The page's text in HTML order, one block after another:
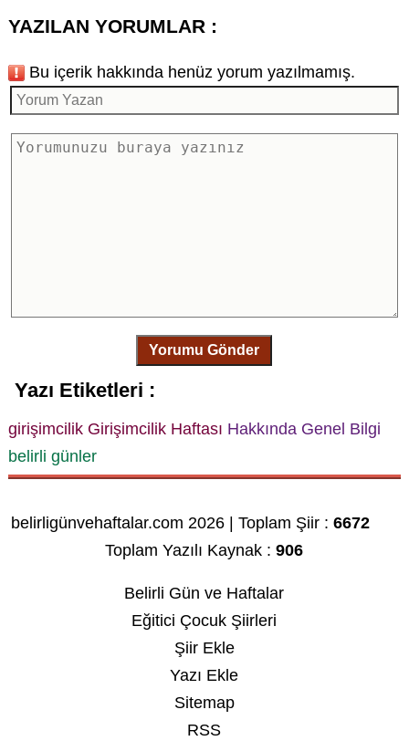
YAZILAN YORUMLAR :
Bu içerik hakkında henüz yorum yazılmamış.
Yorumu Gönder
Yazı Etiketleri :
girişimcilik Girişimcilik Haftası Hakkında Genel Bilgi
belirli günler
belirligünvehaftalar.com 2026 | Toplam Şiir :6672
Toplam Yazılı Kaynak :906
Belirli Gün ve Haftalar
Eğitici Çocuk Şiirleri
Şiir Ekle
Yazı Ekle
Sitemap
RSS